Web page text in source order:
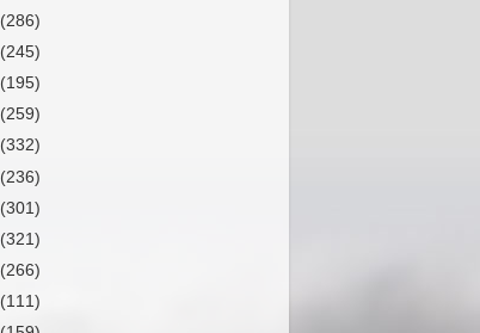
(286)
(245)
(195)
(259)
(332)
(236)
(301)
(321)
(266)
(111)